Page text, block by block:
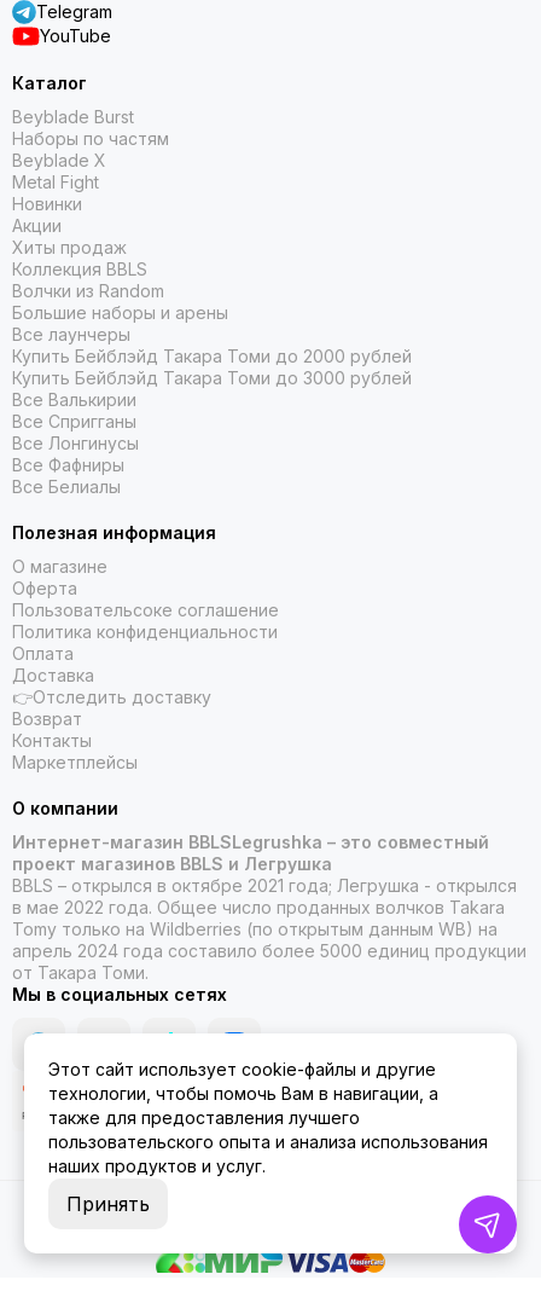
Telegram
YouTube
Каталог
Beyblade Burst
Наборы по частям
Beyblade X
Metal Fight
Новинки
Акции
Хиты продаж
Коллекция BBLS
Волчки из Random
Большие наборы и арены
Все лаунчеры
Купить Бейблэйд Такара Томи до 2000 рублей
Купить Бейблэйд Такара Томи до 3000 рублей
Все Валькирии
Все Спригганы
Все Лонгинусы
Все Фафниры
Все Белиалы
Полезная информация
О магазине
Оферта
Пользовательсоке соглашение
Политика конфиденциальности
Оплата
Доставка
👉Отследить доставку
Возврат
Контакты
Маркетплейсы
О компании
Интернет-магазин BBLSLegrushka – это совместный
проект магазинов BBLS и Легрушка
BBLS – открылся в октябре 2021 года; Легрушка - открылся
в мае 2022 года. Общее число проданных волчков Takara
Tomy только на Wildberries (по открытым данным WB) на
апрель 2024 года составило более 5000 единиц продукции
от Такара Томи.
Мы в социальных сетях
2026 © ББЛСЛегрушка.
Этот сайт использует cookie-файлы и другие
технологии, чтобы помочь Вам в навигации, а
также для предоставления лучшего
пользовательского опыта и анализа использования
наших продуктов и услуг.
Принять